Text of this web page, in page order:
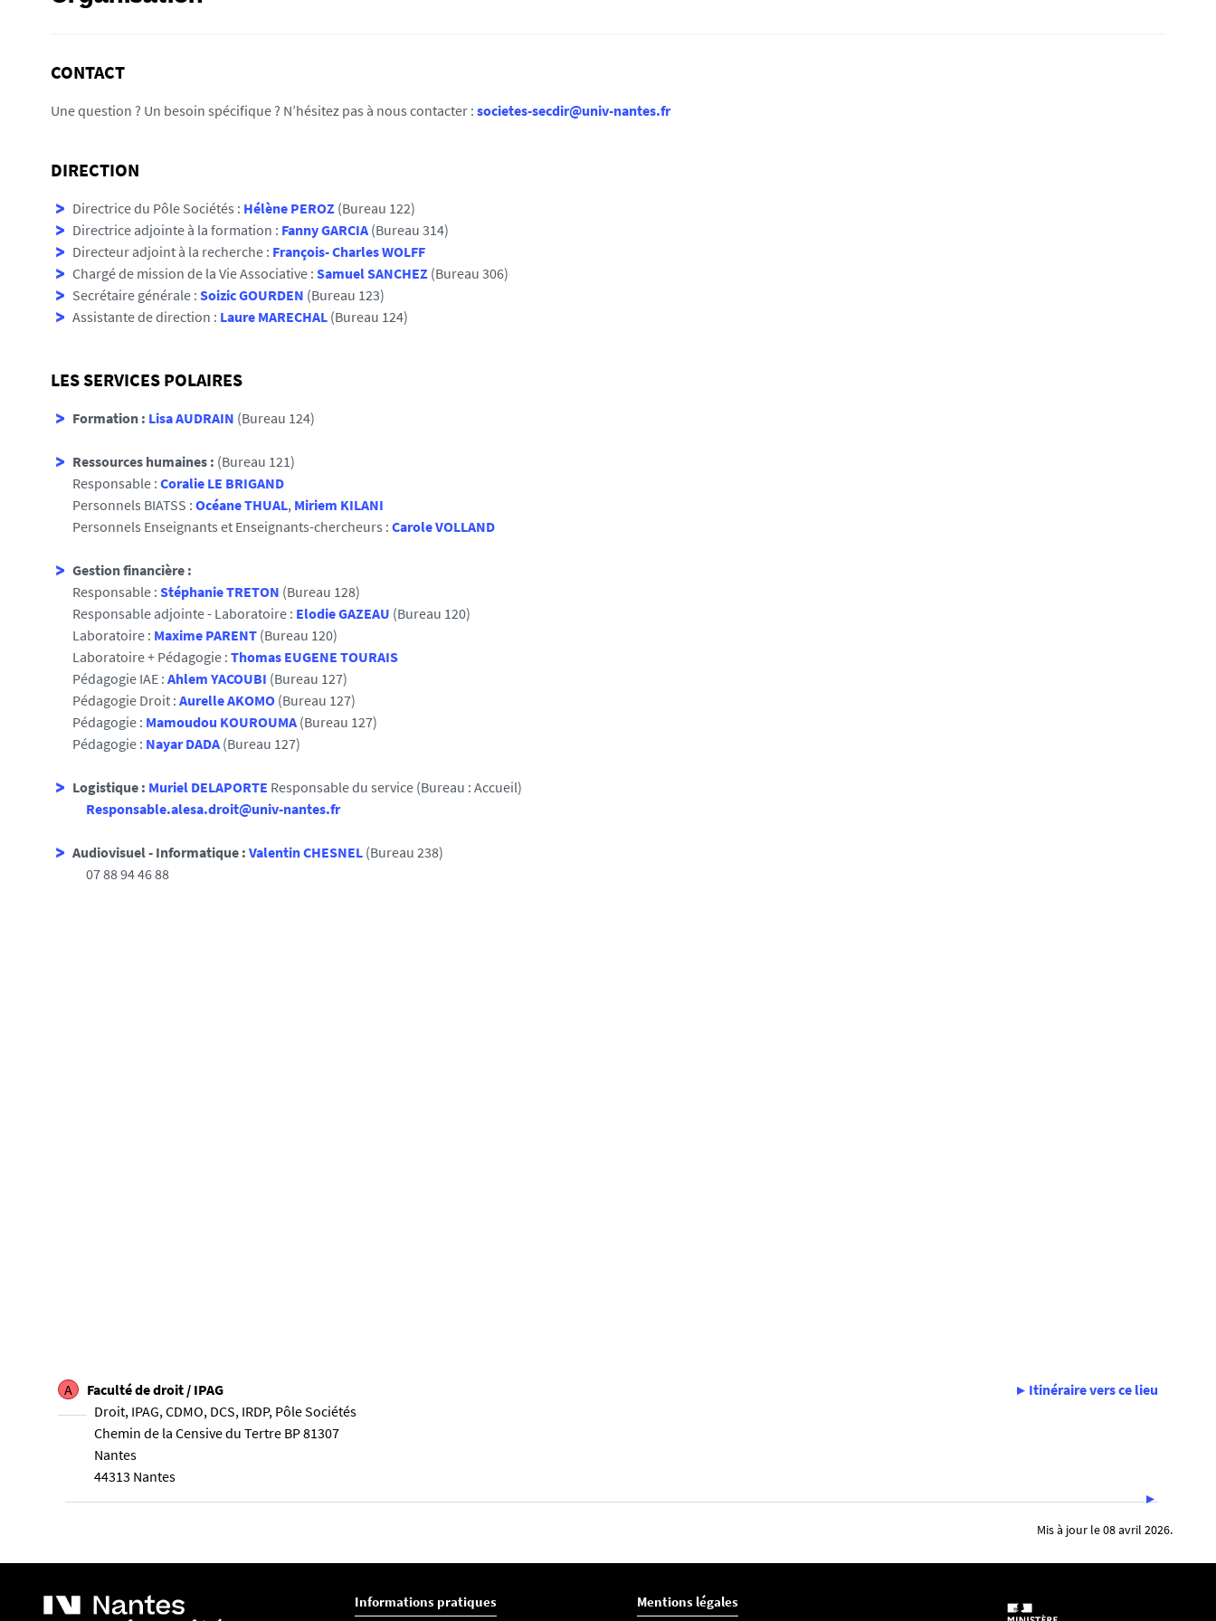
CONTACT
Une question ? Un besoin spécifique ? N’hésitez pas à nous contacter : societes-secdir@univ-nantes.fr
DIRECTION
Directrice du Pôle Sociétés : Hélène PEROZ (Bureau 122)
Directrice adjointe à la formation : Fanny GARCIA (Bureau 314)
Directeur adjoint à la recherche : François- Charles WOLFF
Chargé de mission de la Vie Associative : Samuel SANCHEZ (Bureau 306)
Secrétaire générale : Soizic GOURDEN (Bureau 123)
Assistante de direction : Laure MARECHAL (Bureau 124)
LES SERVICES POLAIRES
Formation : Lisa AUDRAIN (Bureau 124)
Ressources humaines : (Bureau 121)
Responsable : Coralie LE BRIGAND
Personnels BIATSS : Océane THUAL, Miriem KILANI
Personnels Enseignants et Enseignants-chercheurs : Carole VOLLAND
Gestion financière :
Responsable : Stéphanie TRETON (Bureau 128)
Responsable adjointe - Laboratoire : Elodie GAZEAU (Bureau 120)
Laboratoire : Maxime PARENT (Bureau 120)
Laboratoire + Pédagogie : Thomas EUGENE TOURAIS
Pédagogie IAE : Ahlem YACOUBI (Bureau 127)
Pédagogie Droit : Aurelle AKOMO (Bureau 127)
Pédagogie : Mamoudou KOUROUMA (Bureau 127)
Pédagogie : Nayar DADA (Bureau 127)
Logistique : Muriel DELAPORTE Responsable du service (Bureau : Accueil)
Responsable.alesa.droit@univ-nantes.fr
Audiovisuel - Informatique : Valentin CHESNEL (Bureau 238)
07 88 94 46 88
A Itinéraire vers ce lieu
Faculté de droit / IPAG
Droit, IPAG, CDMO, DCS, IRDP, Pôle Sociétés
Chemin de la Censive du Tertre BP 81307
Nantes
44313 Nantes
Mis à jour le 08 avril 2026.
Informations pratiques Mentions légales